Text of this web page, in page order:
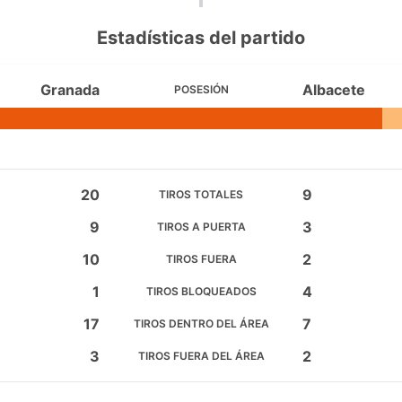
Estadísticas del partido
Granada POSESIÓN Albacete
20 TIROS TOTALES
9
9
TIROS A PUERTA
3
10
TIROS FUERA
2
1
TIROS BLOQUEADOS
4
17
TIROS DENTRO DEL ÁREA
7
3
TIROS FUERA DEL ÁREA 2